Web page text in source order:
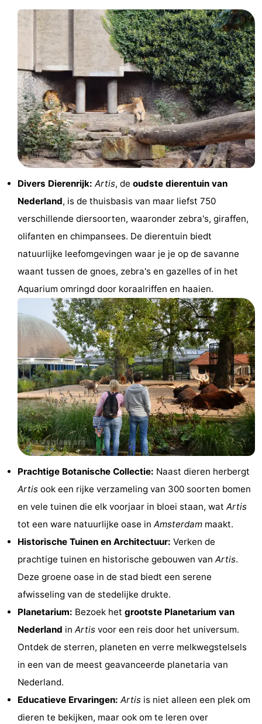
Uitkijkpunten
Attracties
Rondvaarten
Experiences
Dorpen
Steden
Rondleidingen
Sporten
Fietsen
Wandelen
Amusement
Nachtleven
Eten
en
drinken
Winkelen
Markten
Warenhuizen
Evenementen
Uitgelicht
Grachtengordel
Coffeeshops
Homohoofdstad
buurt
Geschiedenis
Diamantstad
Pleinen
het
Stadsdelen
Divers Dierenrijk: Artis, de oudste dierentuin van
Nederland, is de thuisbasis van maar liefst 750
verschillende diersoorten, waaronder zebra's, giraffen,
olifanten en chimpansees. De dierentuin biedt
natuurlijke leefomgevingen waar je je op de savanne
waant tussen de gnoes, zebra's en gazelles of in het
Aquarium omringd door koraalriffen en haaien.
Prachtige Botanische Collectie: Naast dieren herbergt
Artis ook een rijke verzameling van 300 soorten bomen
en vele tuinen die elk voorjaar in bloei staan, wat Artis
tot een ware natuurlijke oase in Amsterdam maakt.
Historische Tuinen en Architectuur: Verken de
prachtige tuinen en historische gebouwen van Artis.
Deze groene oase in de stad biedt een serene
afwisseling van de stedelijke drukte.
Planetarium: Bezoek het grootste Planetarium van
Nederland in Artis voor een reis door het universum.
Ontdek de sterren, planeten en verre melkwegstelsels
in een van de meest geavanceerde planetaria van
Nederland.
Educatieve Ervaringen: Artis is niet alleen een plek om
dieren te bekijken, maar ook om te leren over